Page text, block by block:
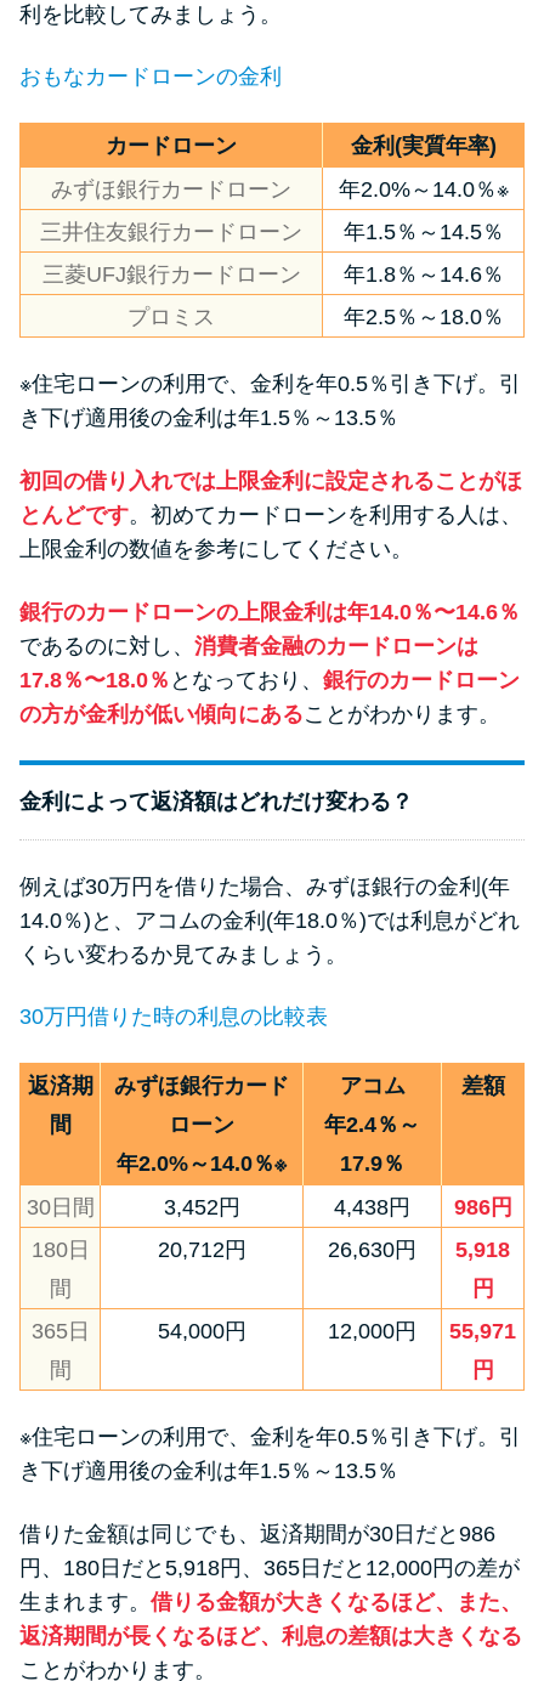
安や審査に通らない理由
ブラックでもお金を借りるに
は？3つの判断基準と工面法
アコムはブラックでも審査に通
る？ 自分がブラックか確かめる
方法
アコムとレイクどっちがいい
の？ カードローンの選び方を徹
底解説！
プロミスの返済方法を徹底解
方法はどれ？
年収が低い＆他社借入があると
落ちる？バンクイックの口コミ
せ方法
利を比較してみましょう。
おもなカードローンの金利
カードローン
金利(実質年率)
みずほ銀行カードローン
年2.0%～14.0％※
三井住友銀行カードローン
年1.5％～14.5％
三菱UFJ銀行カードローン
年1.8％～14.6％
プロミス
年2.5％～18.0％
※住宅ローンの利用で、金利を年0.5％引き下げ。引
き下げ適用後の金利は年1.5％～13.5％
初回の借り入れでは上限金利に設定されることがほ
とんどです。初めてカードローンを利用する人は、
上限金利の数値を参考にしてください。
銀行のカードローンの上限金利は年14.0％〜14.6％
であるのに対し、 消費者金融のカードローンは
17.8％〜18.0％ となっており、 銀行のカードローン
の方が金利が低い傾向にあることがわかります。
金利によって返済額はどれだけ変わる？
例えば30万円を借りた場合、みずほ銀行の金利(年
14.0％)と、アコムの金利(年18.0％)では利息がどれ
くらい変わるか見てみましょう。
30万円借りた時の利息の比較表
返済期
間
みずほ銀行カード
ローン
年2.0%～14.0％※
アコム
年2.4％～
17.9％
差額
30日間 3,452円 4,438円
986円
180日
間
20,712円 26,630円
5,918
円
365日
間
54,000円 12,000円
55,971
円
※住宅ローンの利用で、金利を年0.5％引き下げ。引
き下げ適用後の金利は年1.5％～13.5％
借りた金額は同じでも、返済期間が30日だと986
円、180日だと5,918円、365日だと12,000円の差が
生まれます。 借りる金額が大きくなるほど、また、
返済期間が長くなるほど、利息の差額は大きくなる
ことがわかります。